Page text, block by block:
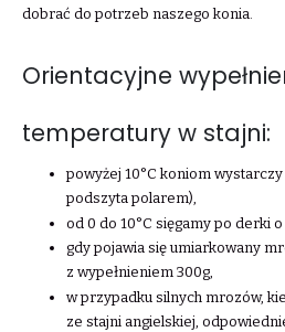
dobrać do potrzeb naszego konia.
Orientacyjne
temperatury w stajni:
powyżej 10°C koniom
podszyta polarem),
od 0 do 10°C sięgamy po derki
gdy pojawia się umiarkowany
z wypełnieniem 300g,
w przypadku silnych mrozów,
ze stajni angielskiej,